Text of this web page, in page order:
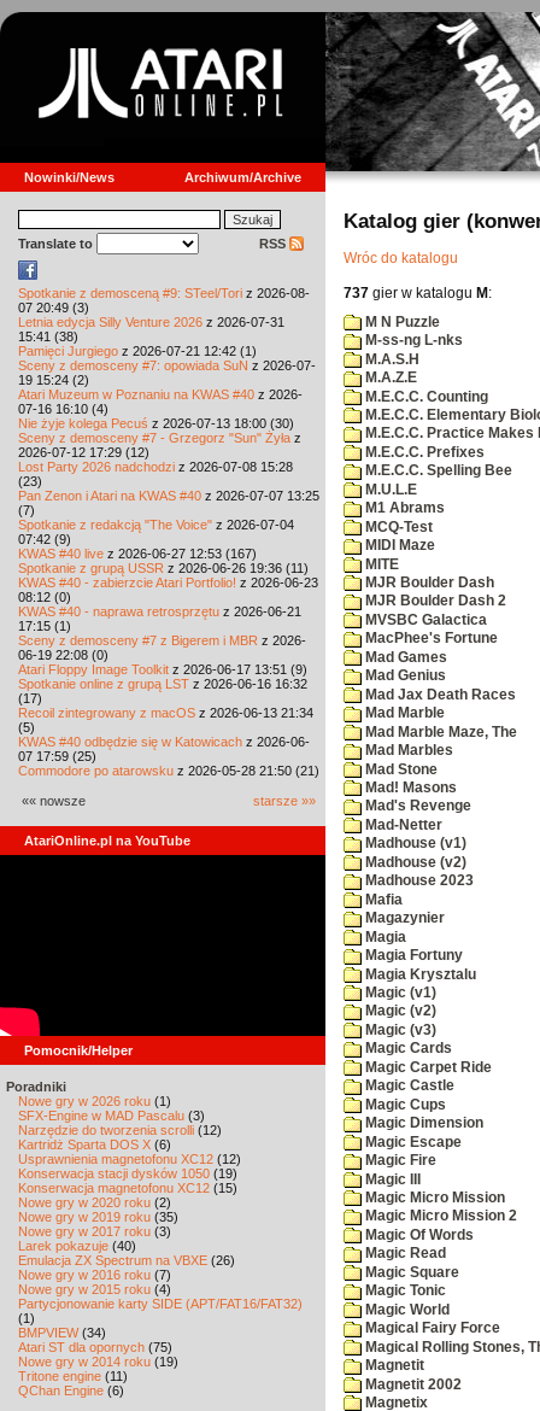
Nowinki/News Archiwum/Archive
Translate to RSS
Spotkanie z demosceną #9: STeel/Tori z 2026-08-
07 20:49 (3)
Letnia edycja Silly Venture 2026 z 2026-07-31
15:41 (38)
Pamięci Jurgiego z 2026-07-21 12:42 (1)
Sceny z demosceny #7: opowiada SuN z 2026-07-
19 15:24 (2)
Atari Muzeum w Poznaniu na KWAS #40 z 2026-
07-16 16:10 (4)
Nie żyje kolega Pecuś z 2026-07-13 18:00 (30)
Sceny z demosceny #7 - Grzegorz "Sun" Żyła z
2026-07-12 17:29 (12)
Lost Party 2026 nadchodzi z 2026-07-08 15:28
(23)
Pan Zenon i Atari na KWAS #40 z 2026-07-07 13:25
(7)
Spotkanie z redakcją "The Voice" z 2026-07-04
07:42 (9)
KWAS #40 live z 2026-06-27 12:53 (167)
Spotkanie z grupą USSR z 2026-06-26 19:36 (11)
KWAS #40 - zabierzcie Atari Portfolio! z 2026-06-23
08:12 (0)
KWAS #40 - naprawa retrosprzętu z 2026-06-21
17:15 (1)
Sceny z demosceny #7 z Bigerem i MBR z 2026-
06-19 22:08 (0)
Atari Floppy Image Toolkit z 2026-06-17 13:51 (9)
Spotkanie online z grupą LST z 2026-06-16 16:32
(17)
Recoil zintegrowany z macOS z 2026-06-13 21:34
(5)
KWAS #40 odbędzie się w Katowicach z 2026-06-
07 17:59 (25)
Commodore po atarowsku z 2026-05-28 21:50 (21)
«« nowsze starsze »»
AtariOnline.pl na YouTube
Pomocnik/Helper
Poradniki
Nowe gry w 2026 roku (1)
SFX-Engine w MAD Pascalu (3)
Narzędzie do tworzenia scrolli (12)
Kartridż Sparta DOS X (6)
Usprawnienia magnetofonu XC12 (12)
Konserwacja stacji dysków 1050 (19)
Konserwacja magnetofonu XC12 (15)
Nowe gry w 2020 roku (2)
Nowe gry w 2019 roku (35)
Nowe gry w 2017 roku (3)
Larek pokazuje (40)
Emulacja ZX Spectrum na VBXE (26)
Nowe gry w 2016 roku (7)
Nowe gry w 2015 roku (4)
Partycjonowanie karty SIDE (APT/FAT16/FAT32)
(1)
BMPVIEW(34)
Atari ST dla opornych (75)
Nowe gry w 2014 roku (19)
Tritone engine (11)
QChan Engine (6)
Katalog gier
Wróc do katalogu
737 gier w katalogu M :
M N Puzzle
M-ss-ng L-nks
M.A.S.H
M.A.Z.E
M.E.C.C. Counting
M.E.C.C. Elementary
M.E.C.C. Practice Makes
M.E.C.C. Prefixes
M.E.C.C. Spelling Bee
M.U.L.E
M1 Abrams
MCQ-Test
MIDI Maze
MITE
MJR Boulder Dash
MJR Boulder Dash 2
MVSBC Galactica
MacPhee's Fortune
Mad Games
Mad Genius
Mad Jax Death Races
Mad Marble
Mad Marble Maze, The
Mad Marbles
Mad Stone
Mad! Masons
Mad's Revenge
Mad-Netter
Madhouse (v1)
Madhouse (v2)
Madhouse 2023
Mafia
Magazynier
Magia
Magia Fortuny
Magia Krysztalu
Magic (v1)
Magic (v2)
Magic (v3)
Magic Cards
Magic Carpet Ride
Magic Castle
Magic Cups
Magic Dimension
Magic Escape
Magic Fire
Magic III
Magic Micro Mission
Magic Micro Mission 2
Magic Of Words
Magic Read
Magic Square
Magic Tonic
Magic World
Magical Fairy Force
Magical Rolling Stones,
Magnetit
Magnetit 2002
Magnetix